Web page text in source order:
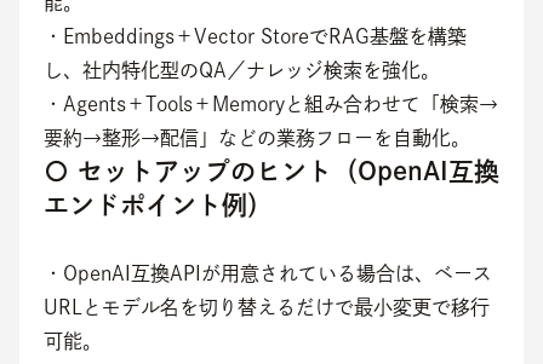
・Embeddings＋Vector StoreでRAG基盤を構築
し、社内特化型のQA／ナレッジ検索を強化。
・Agents＋Tools＋Memoryと組み合わせて「検索→
要約→整形→配信」などの業務フローを自動化。
〇 セットアップのヒント（OpenAI互換
エンドポイント例）
・OpenAI互換APIが用意されている場合は、ベース
URLとモデル名を切り替えるだけで最小変更で移行
可能。